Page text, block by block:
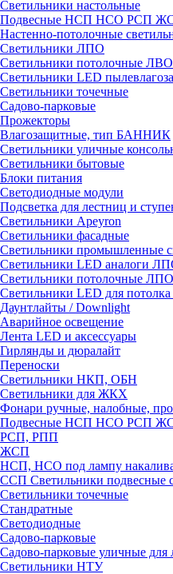
Светильники настольные
Подвесные НСП НСО РСП
Настенно-потолочные
Светильники ЛПО
Светильники потолочные
Светильники LED
Светильники точечные
Садово-парковые
Прожекторы
Влагозащитные, тип БАННИК
Светильники уличные
Светильники бытовые
Блоки питания
Светодиодные модули
Подсветка для лестниц и
Светильники Apeyron
Светильники фасадные
Светильники промышленные
Светильники LED аналоги
Светильники потолочные ЛПО
Светильники LED для
Даунтлайты / Downlight
Аварийное освещение
Лента LED и аксессуары
Гирлянды и дюралайт
Переноски
Светильники НКП, ОБН
Светильники для ЖКХ
Фонари ручные, налобные,
Подвесные НСП НСО РСП
РСП, РПП
ЖСП
НСП, НСО под лампу
ССП Светильники подвесные
Светильники точечные
Стандратные
Светодиодные
Садово-парковые
Садово-парковые уличные
Светильники НТУ